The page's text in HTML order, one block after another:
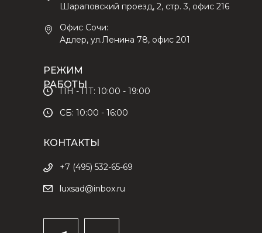
КОНТАКТЫ
+7 (495) 532-65-69
luxsad@inbox.ru
Шараповский проезд, 2, стр. 3, офис 216
Офис Сочи:
Адлер, ул.Ленина 78, офис 201
РЕЖИМ
РАБОТЫ
ПН - ПТ: 10:00 - 19:00
СБ: 10:00 - 16:00